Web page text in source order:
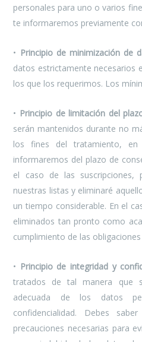
personales para uno o varios
te informaremos previamente
• Principio de minimización de
datos estrictamente necesarios
los que los requerimos. Los
• Principio de limitación del
serán mantenidos durante no
los fines del tratamiento,
informaremos del plazo de
el caso de las suscripciones,
nuestras listas y eliminaré
un tiempo considerable. En el
eliminados tan pronto como
cumplimiento de las
• Principio de integridad y
tratados de tal manera que
adecuada de los datos
confidencialidad. Debes
precauciones necesarias para